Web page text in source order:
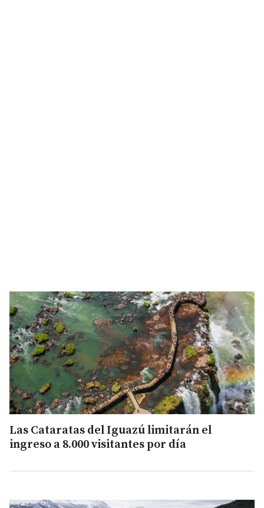
Las Cataratas del Iguazú limitarán el
ingreso a 8.000 visitantes por día